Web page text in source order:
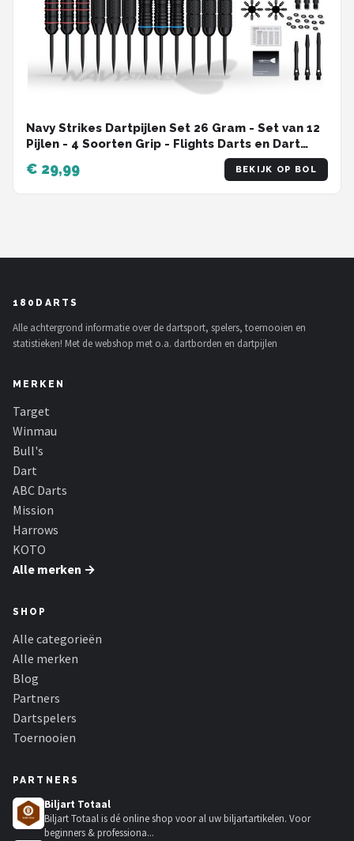
Navy Strikes Dartpijlen Set 26 Gram - Set van 12
Pijlen - 4 Soorten Grip - Flights Darts en Dart
Shafts - Darten - 108 Delige Set - Incl Add-a-
Gram 27 Gram
€ 29,99 BEKIJK OP BOL
180DARTS
Alle achtergrond informatie over de dartsport, spelers, toernooien en
statistieken! Met de webshop met o.a. dartborden en dartpijlen
MERKEN
Target
Winmau
Bull's
Dart
ABC Darts
Mission
Harrows
KOTO
Alle merken →
SHOP
Alle categorieën
Alle merken
Blog
Partners
Dartspelers
Toernooien
PARTNERS
Biljart Totaal
Biljart Totaal is dé online shop voor al uw biljartartikelen. Voor
beginners & professiona...